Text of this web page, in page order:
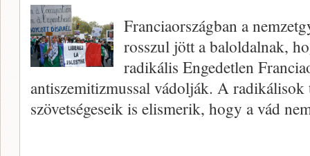
Franciaországban a
rosszul jött a baloldalnak,
radikális Engedetlen
antiszemitizmussal vádolják. A
szövetségeseik is elismerik, hogy a vád